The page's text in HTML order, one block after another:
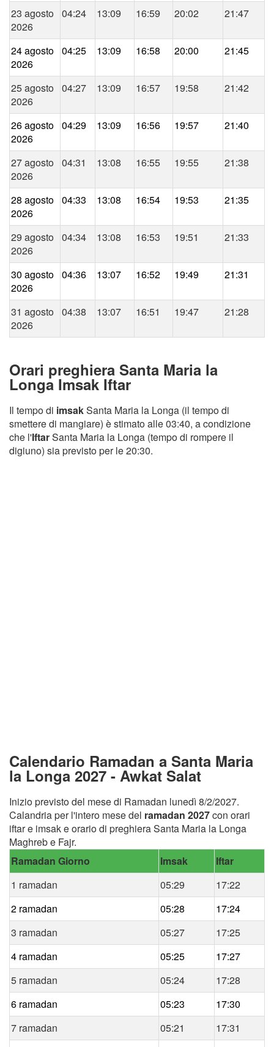
23 agosto
2026
04:24 13:09 16:59 20:02 21:47
24 agosto
2026
04:25 13:09 16:58 20:00 21:45
25 agosto
2026
04:27 13:09 16:57 19:58 21:42
26 agosto
2026
04:29 13:09 16:56 19:57 21:40
27 agosto
2026
04:31 13:08 16:55 19:55 21:38
28 agosto
2026
04:33 13:08 16:54 19:53 21:35
29 agosto
2026
04:34 13:08 16:53 19:51 21:33
30 agosto
2026
04:36 13:07 16:52 19:49 21:31
31 agosto
2026
04:38 13:07 16:51 19:47 21:28
Orari preghiera Santa Maria la
Longa Imsak Iftar
Il tempo di imsakSanta Maria la Longa (il tempo di
smettere di mangiare) è stimato alle 03:40, a condizione
che l'IftarSanta Maria la Longa (tempo di rompere il
digiuno) sia previsto per le 20:30.
Calendario Ramadan a Santa Maria
la Longa 2027 - Awkat Salat
Inizio previsto del mese di Ramadan lunedì 8/2/2027.
Calandria per l'intero mese del ramadan 2027con orari
iftar e imsak e orario di preghiera Santa Maria la Longa
Maghreb e Fajr.
Ramadan Giorno
Imsak
Iftar
1 ramadan
05:29
17:22
2 ramadan
05:28
17:24
3 ramadan
05:27
17:25
4 ramadan
05:25
17:27
5 ramadan
05:24
17:28
6 ramadan
05:23
17:30
7 ramadan
05:21
17:31